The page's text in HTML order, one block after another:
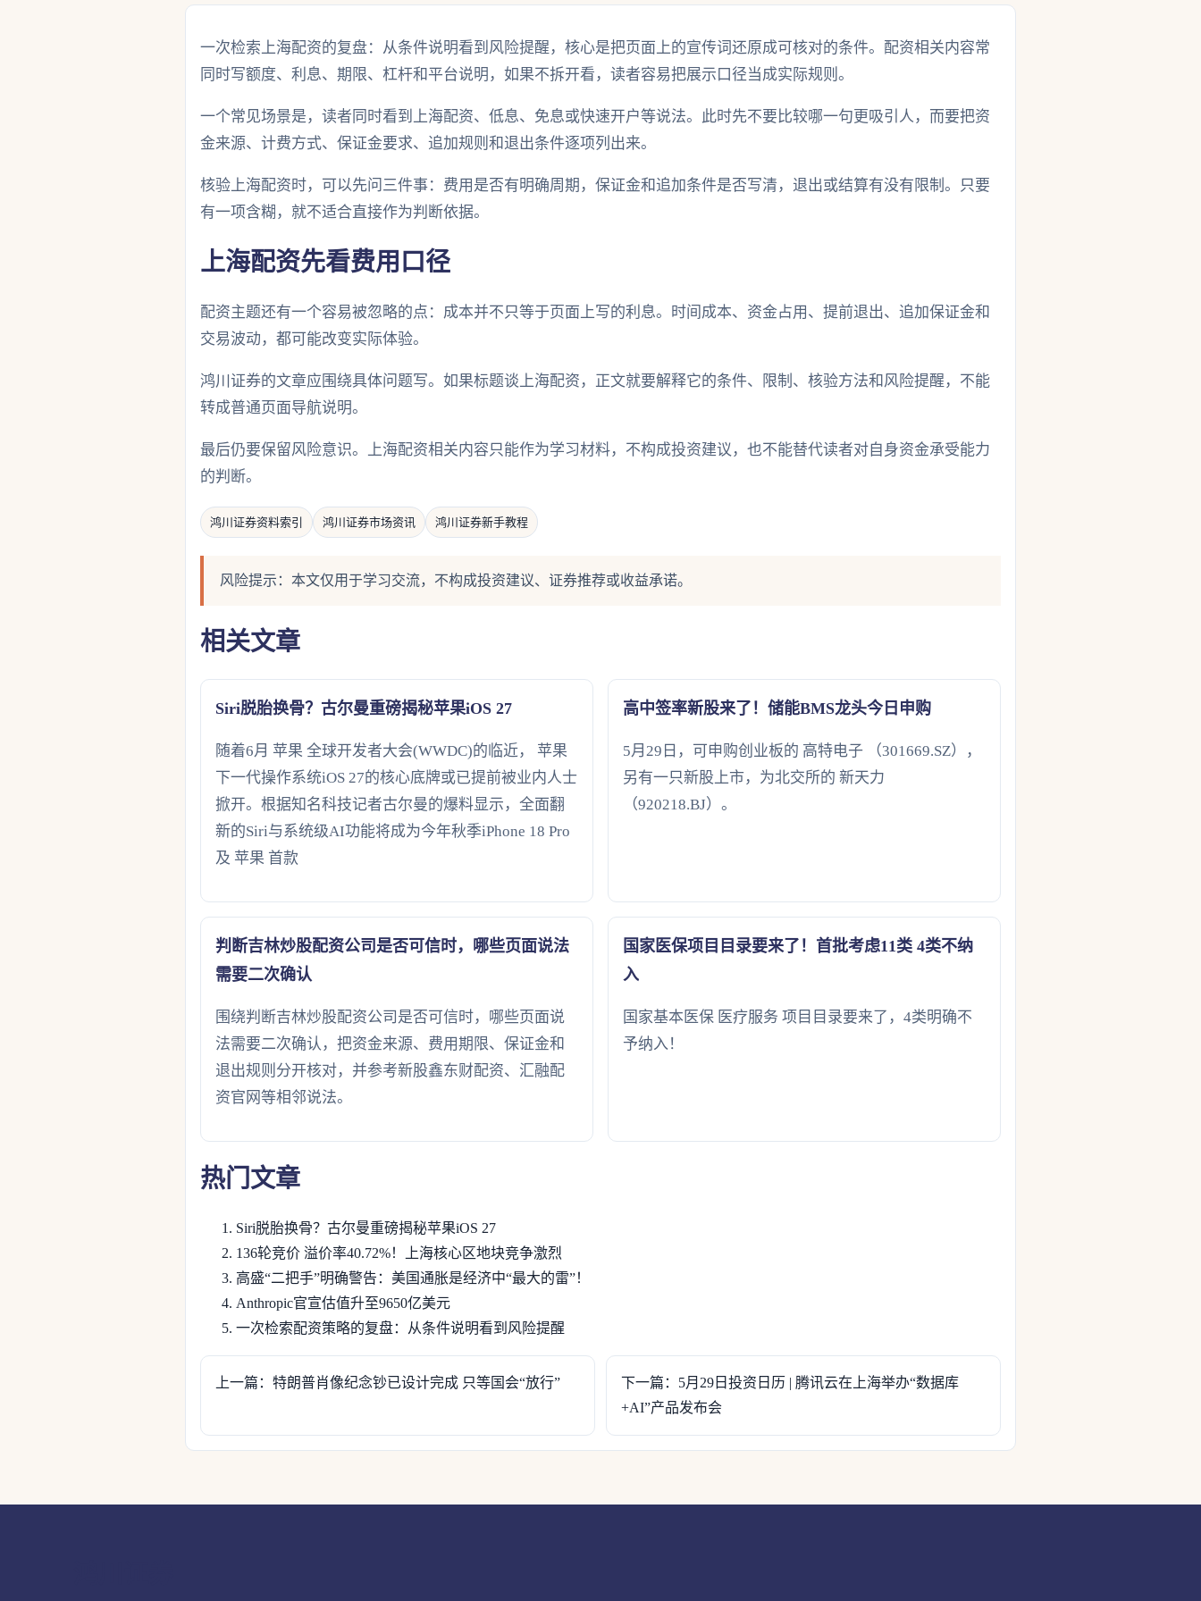
一次检索上海配资的复盘：从条件说明看到风险提醒，核心是把页面上的宣传词还原成可核对的条件。配资相关内容常
同时写额度、利息、期限、杠杆和平台说明，如果不拆开看，读者容易把展示口径当成实际规则。
一个常见场景是，读者同时看到上海配资、低息、免息或快速开户等说法。此时先不要比较哪一句更吸引人，而要把资
金来源、计费方式、保证金要求、追加规则和退出条件逐项列出来。
核验上海配资时，可以先问三件事：费用是否有明确周期，保证金和追加条件是否写清，退出或结算有没有限制。只要
有一项含糊，就不适合直接作为判断依据。
上海配资先看费用口径
配资主题还有一个容易被忽略的点：成本并不只等于页面上写的利息。时间成本、资金占用、提前退出、追加保证金和
交易波动，都可能改变实际体验。
鸿川证券的文章应围绕具体问题写。如果标题谈上海配资，正文就要解释它的条件、限制、核验方法和风险提醒，不能
转成普通页面导航说明。
最后仍要保留风险意识。上海配资相关内容只能作为学习材料，不构成投资建议，也不能替代读者对自身资金承受能力
的判断。
鸿川证券资料索引 鸿川证券市场资讯 鸿川证券新手教程
风险提示：本文仅用于学习交流，不构成投资建议、证券推荐或收益承诺。
相关文章
Siri脱胎换骨？古尔曼重磅揭秘苹果iOS 27
随着6月 苹果 全球开发者大会(WWDC)的临近， 苹果
下一代操作系统iOS 27的核心底牌或已提前被业内人士
掀开。根据知名科技记者古尔曼的爆料显示，全面翻
新的Siri与系统级AI功能将成为今年秋季iPhone 18 Pro
及 苹果 首款
高中签率新股来了！储能BMS龙头今日申购
5月29日，可申购创业板的 高特电子 （301669.SZ），
另有一只新股上市，为北交所的 新天力
（920218.BJ）。
判断吉林炒股配资公司是否可信时，哪些页面说法
需要二次确认
围绕判断吉林炒股配资公司是否可信时，哪些页面说
法需要二次确认，把资金来源、费用期限、保证金和
退出规则分开核对，并参考新股鑫东财配资、汇融配
资官网等相邻说法。
国家医保项目目录要来了！首批考虑11类 4类不纳
入
国家基本医保 医疗服务 项目目录要来了，4类明确不
予纳入！
热门文章
Siri脱胎换骨？古尔曼重磅揭秘苹果iOS 27
136轮竞价 溢价率40.72%！上海核心区地块竞争激烈
高盛“二把手”明确警告：美国通胀是经济中“最大的雷”！
Anthropic官宣估值升至9650亿美元
一次检索配资策略的复盘：从条件说明看到风险提醒
上一篇：特朗普肖像纪念钞已设计完成 只等国会“放行”
下一篇：5月29日投资日历 | 腾讯云在上海举办“数据库
+AI”产品发布会